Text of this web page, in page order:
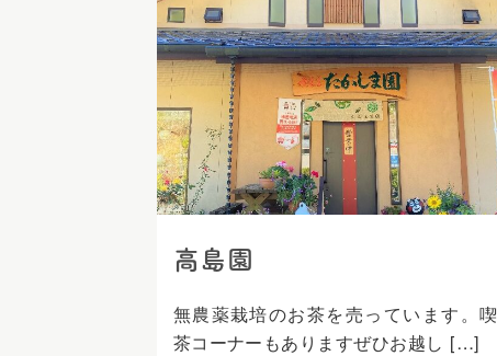
キ
ッ
高島園
無農薬栽培のお茶を売っています。喫
茶コーナーもありますぜひお越し […]